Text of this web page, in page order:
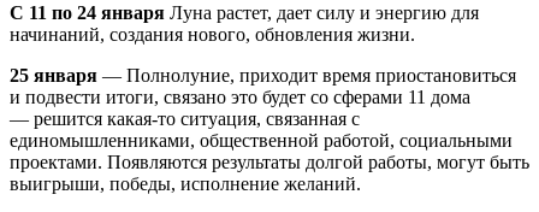
С 11 по 24 января Луна растет, дает силу и энергию для
начинаний, создания нового, обновления жизни.
25 января — Полнолуние, приходит время приостановиться
и подвести итоги, связано это будет со сферами 11 дома
— решится какая-то ситуация, связанная с
единомышленниками, общественной работой, социальными
проектами. Появляются результаты долгой работы, могут быть
выигрыши, победы, исполнение желаний.